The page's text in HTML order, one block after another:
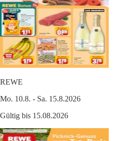
REWE
Mo. 10.8. - Sa. 15.8.2026
Gültig bis 15.08.2026